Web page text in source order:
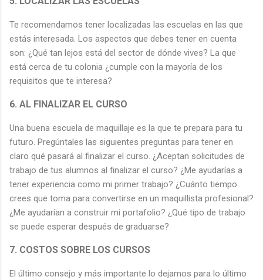
Te recomendamos tener localizadas las escuelas en las que
estás interesada. Los aspectos que debes tener en cuenta
son: ¿Qué tan lejos está del sector de dónde vives? La que
está cerca de tu colonia ¿cumple con la mayoría de los
requisitos que te interesa?
6. AL FINALIZAR EL CURSO
Una buena escuela de maquillaje es la que te prepara para tu
futuro. Pregúntales las siguientes preguntas para tener en
claro qué pasará al finalizar el curso. ¿Aceptan solicitudes de
trabajo de tus alumnos al finalizar el curso? ¿Me ayudarías a
tener experiencia como mi primer trabajo? ¿Cuánto tiempo
crees que toma para convertirse en un maquillista profesional?
¿Me ayudarían a construir mi portafolio? ¿Qué tipo de trabajo
se puede esperar después de graduarse?
7. COSTOS SOBRE LOS CURSOS
El último consejo y más importante lo dejamos para lo último